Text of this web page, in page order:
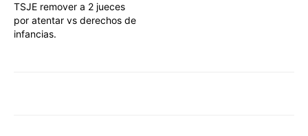
TSJE remover a 2 jueces
por atentar vs derechos de
infancias.